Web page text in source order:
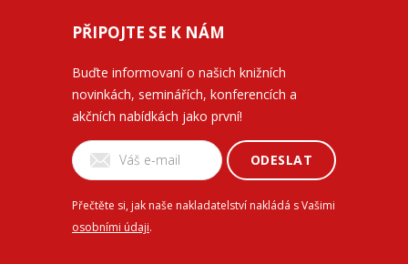
PŘIPOJTE SE K NÁM
Buďte informovaní o našich knižních
novinkách, seminářích, konferencích a
akčních nabídkách jako první!
ODESLAT
Přečtěte si, jak naše nakladatelství nakládá s Vašimi
osobními údaji.